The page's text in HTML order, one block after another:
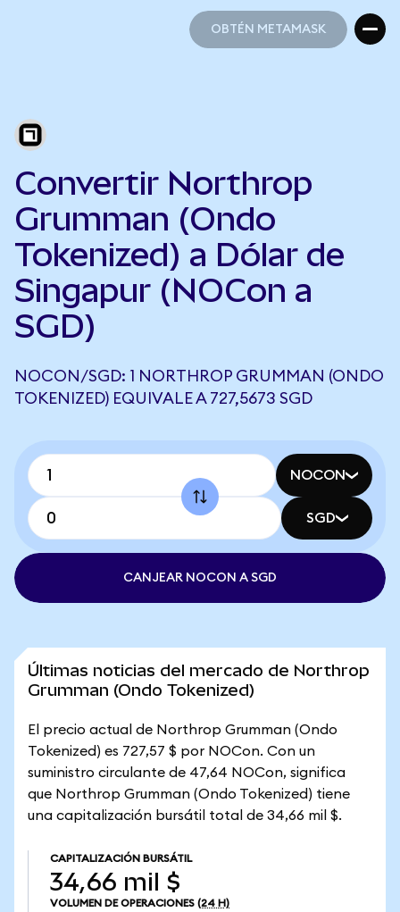
OBTÉN METAMASK
Convertir Northrop
Grumman (Ondo
Tokenized) a Dólar de
Singapur (NOCon a
SGD)
NOCON/SGD: 1 NORTHROP GRUMMAN (ONDO
TOKENIZED) EQUIVALE A 727,5673 SGD
NOCON
SGD
CANJEAR NOCON A SGD
Últimas noticias del mercado de Northrop
Grumman (Ondo Tokenized)
El precio actual de Northrop Grumman (Ondo
Tokenized) es 727,57 $ por NOCon. Con un
suministro circulante de 47,64 NOCon, significa
que Northrop Grumman (Ondo Tokenized) tiene
una capitalización bursátil total de 34,66 mil $.
CAPITALIZACIÓN BURSÁTIL
34,66 mil $
VOLUMEN DE OPERACIONES (24 H)